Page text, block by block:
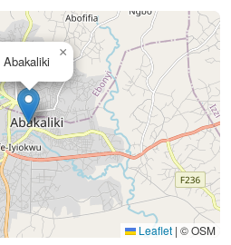
Abakaliki
×
Leaflet | © OSM